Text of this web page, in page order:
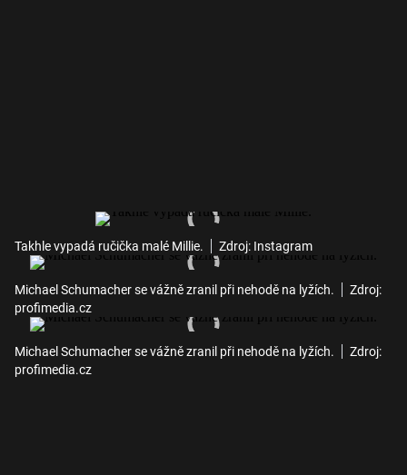
Takhle vypadá ručička malé Millie. Zdroj: Instagram
Michael Schumacher se vážně zranil při nehodě na lyžích.
Zdroj:
profimedia.cz
Michael Schumacher se vážně zranil při nehodě na lyžích.
Zdroj:
profimedia.cz